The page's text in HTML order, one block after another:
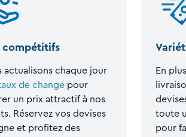
compétitifs
actualisons chaque jour
de change pour
un prix attractif à nos
Réservez vos devises
et profitez des
En
toute
pour